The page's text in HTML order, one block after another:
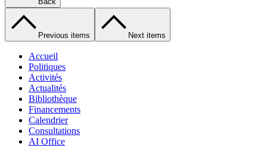
Previous items Next items
Accueil
Politiques
Activités
Actualités
Bibliothèque
Financements
Calendrier
Consultations
AI Office